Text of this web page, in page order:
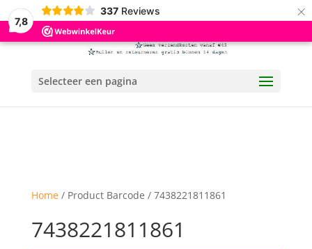
7,8
337 Reviews ×
Selecteer een pagina
Home/ Product Barcode / 7438221811861
7438221811861